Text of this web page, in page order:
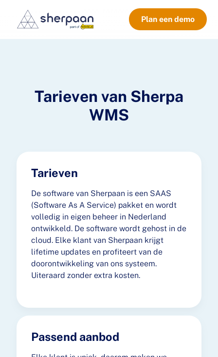
Plan een demo
Tarieven van Sherpa
WMS
Tarieven
De software van Sherpaan is een SAAS
(Software As A Service) pakket en wordt
volledig in eigen beheer in Nederland
ontwikkeld. De software wordt gehost in de
cloud. Elke klant van Sherpaan krijgt
lifetime updates en profiteert van de
doorontwikkeling van ons systeem.
Uiteraard zonder extra kosten.
Passend aanbod